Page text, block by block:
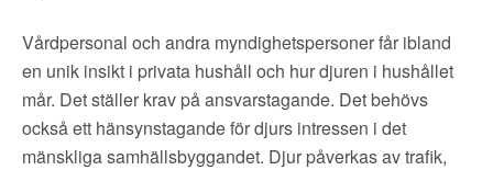
Vårdpersonal och andra myndighetspersoner får ibland
en unik insikt i privata hushåll och hur djuren i hushållet
mår. Det ställer krav på ansvarstagande. Det behövs
också ett hänsynstagande för djurs intressen i det
mänskliga samhällsbyggandet. Djur påverkas av trafik,